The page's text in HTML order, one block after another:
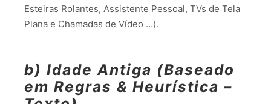
Esteiras Rolantes, Assistente Pessoal, TVs de Tela
Plana e Chamadas de Vídeo …).
b) Idade Antiga (Baseado
em Regras & Heurística –